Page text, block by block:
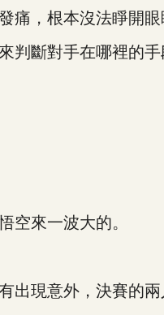
，根本沒法睜開眼
斷對手在哪裡的手
來一波大的。
現意外，決賽的兩